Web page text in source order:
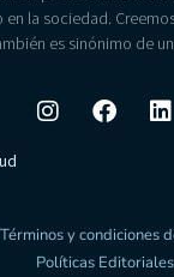
la sociedad.
es sinónimo de
Términos y condiciones
Políticas Editoriales